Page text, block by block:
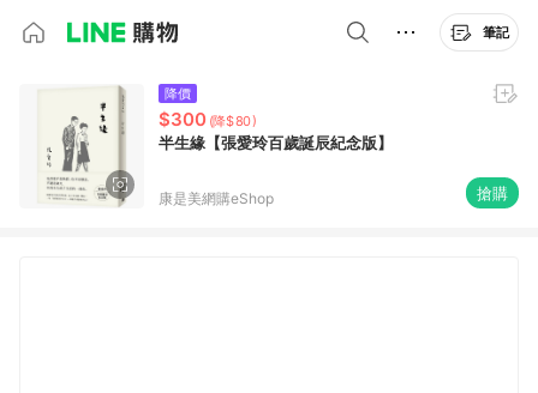
筆記
降價
$300 (降$80)
半生緣【張愛玲百歲誕辰紀念版】
康是美網購eShop 搶購